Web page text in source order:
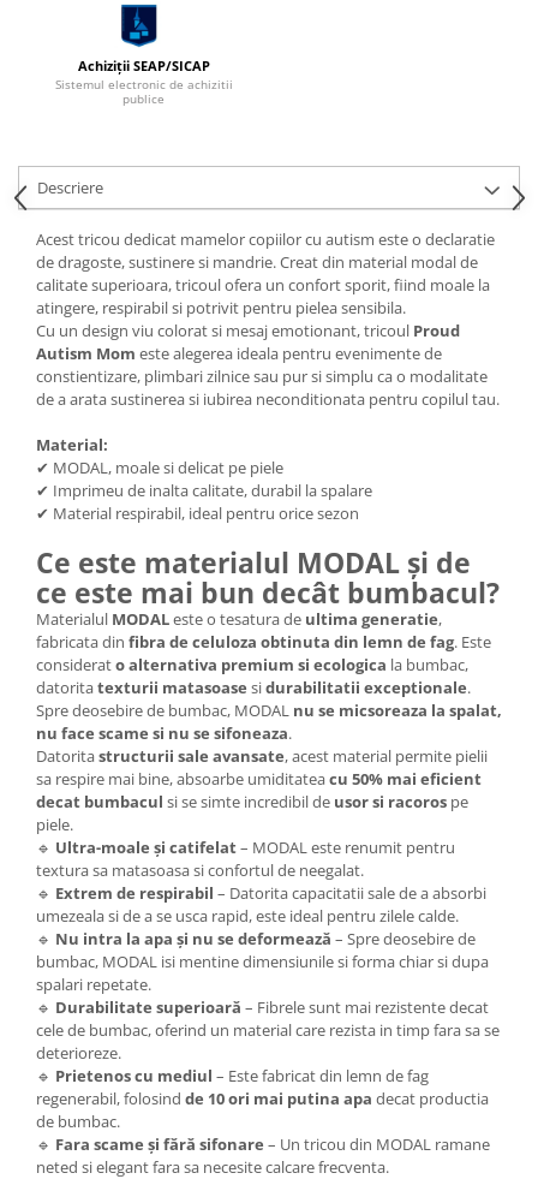
Achiziții SEAP/SICAP
Sistemul electronic de achizitii
publice
Descriere
Acest tricou dedicat mamelor copiilor cu autism este o declaratie
de dragoste, sustinere si mandrie. Creat din material modal de
calitate superioara, tricoul ofera un confort sporit, fiind moale la
atingere, respirabil si potrivit pentru pielea sensibila.
Cu un design viu colorat si mesaj emotionant, tricoul Proud
Autism Mom este alegerea ideala pentru evenimente de
constientizare, plimbari zilnice sau pur si simplu ca o modalitate
de a arata sustinerea si iubirea neconditionata pentru copilul tau.
Material:
✔ MODAL, moale si delicat pe piele
✔ Imprimeu de inalta calitate, durabil la spalare
✔ Material respirabil, ideal pentru orice sezon
Ce este materialul MODAL și de
ce este mai bun decât bumbacul?
Materialul MODALeste o tesatura de ultima generatie,
fabricata din fibra de celuloza obtinuta din lemn de fag. Este
considerato alternativa premium si ecologica la bumbac,
datoritatexturii matasoase sidurabilitatii exceptionale.
Spre deosebire de bumbac, MODAL nu se micsoreaza la spalat,
nu face scame si nu se sifoneaza.
Datoritastructurii sale avansate, acest material permite pielii
sa respire mai bine, absoarbe umiditateacu 50% mai eficient
decat bumbacul si se simte incredibil de usor si racoros pe
piele.
🔹 Ultra-moale și catifelat– MODAL este renumit pentru
textura sa matasoasa si confortul de neegalat.
🔹 Extrem de respirabil – Datorita capacitatii sale de a absorbi
umezeala si de a se usca rapid, este ideal pentru zilele calde.
🔹 Nu intra la apa și nu se deformează – Spre deosebire de
bumbac, MODAL isi mentine dimensiunile si forma chiar si dupa
spalari repetate.
🔹 Durabilitate superioară – Fibrele sunt mai rezistente decat
cele de bumbac, oferind un material care rezista in timp fara sa se
deterioreze.
🔹 Prietenos cu mediul – Este fabricat din lemn de fag
regenerabil, folosind de 10 ori mai putina apa decat productia
de bumbac.
🔹 Fara scame și fără sifonare – Un tricou din MODAL ramane
neted si elegant fara sa necesite calcare frecventa.